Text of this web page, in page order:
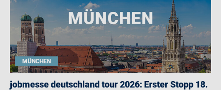
MÜNCHEN
jobmesse deutschland tour 2026: Erster Stopp 18.